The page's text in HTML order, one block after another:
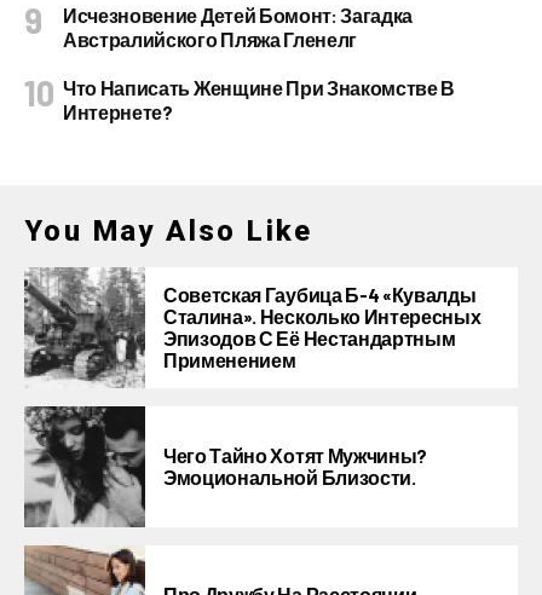
Исчезновение Детей Бомонт: Загадка
Австралийского Пляжа Гленелг
Что Написать Женщине При Знакомстве В
Интернете?
You May Also Like
Советская Гаубица Б-4 «Кувалды
Сталина». Несколько Интересных
Эпизодов С Её Нестандартным
Применением
Чего Тайно Хотят Мужчины?
Эмоциональной Близости.